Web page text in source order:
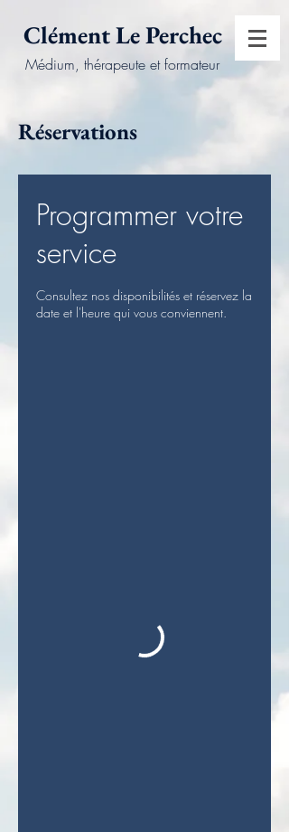
Clément Le Perchec
Médium, thérapeute et formateur
Réservations
Programmer votre
service
Consultez nos disponibilités et réservez la
date et l'heure qui vous conviennent.